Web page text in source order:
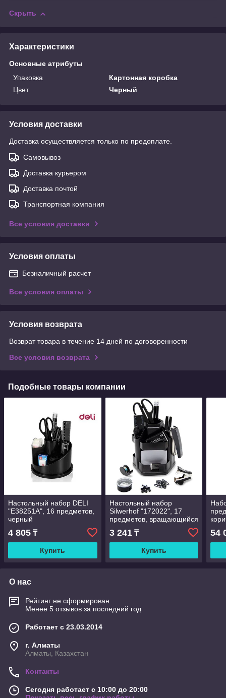
Скрыть
Характеристики
Основные атрибуты
Упаковка
Картонная коробка
Цвет
Черный
Условия доставки
Доставка осуществляется только по предоплате.
Самовывоз
Доставка курьером
Доставка почтой
Транспортная компания
Все условия доставки
Условия оплаты
Безналичный расчет
Все условия оплаты
Условия возврата
Возврат товара в течение 14 дней по договоренности
Все условия возврата
Подобные товары компании
Настольный набор DELI
"E38251A", 16 предметов,
черный
4 805 ₸
Купить
Настольный набор
Silwerhof "172022", 17
предметов, вращающийся
3 241₸
Купить
54
О нас
Рейтинг не сформирован
Менее 5 отзывов за последний год
Работает с 23.03.2014
г. Алматы
Алматы, Казахстан
Контакты
Сегодня работает с 10:00 до 20:00